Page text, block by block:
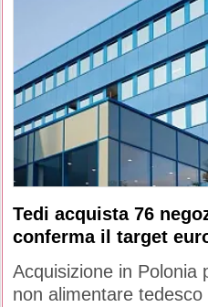
Tedi acquista 76
conferma il target
Acquisizione in Polonia
non alimentare tedesco